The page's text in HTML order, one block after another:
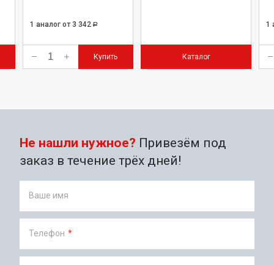
1 аналог от 3 342 Р
Купить Каталог
1
Не нашли нужное? Привезём под
заказ в течение трёх дней!
Ваше имя
Телефон *